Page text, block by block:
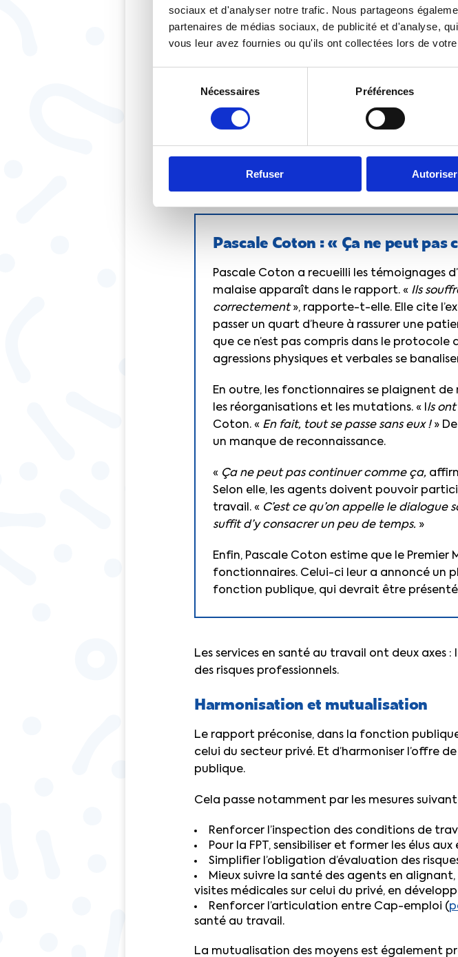
sociaux et d'analyser notre trafic. Nous partageons
partenaires de médias sociaux, de publicité et d'analyse,
vous leur avez fournies ou qu'ils ont collectées lors de
consentement
Nécessaires Préférences
Refuser
finances, Charlotte Lecocq, députée du Nord,
Secrétaire d’État auprès du ministre de l’Action
Pascale Coton : « Ça ne peut
Pascale Coton a recueilli les témoignages
malaise apparaît dans le rapport. « Ils
correctement», rapporte-t-elle. Elle cite
passer un quart d’heure à rassurer une
que ce n’est pas compris dans le protocole
agressions physiques et verbales se
En outre, les fonctionnaires se plaignent
les réorganisations et les mutations. « I ls
Coton. « En fait, tout se passe sans eux !»
un manque de reconnaissance.
« Ça ne peut pas continuer comme ça,
Selon elle, les agents doivent pouvoir
travail. « C’est ce qu’on appelle le dialogue
suffit d’y consacrer un peu de temps. »
Enfin, Pascale Coton estime que le Premier
fonctionnaires. Celui-ci leur a annoncé un
fonction publique, qui devrait être présenté
Les services en santé au travail ont deux axes
des risques professionnels.
Harmonisation et mutualisation
Le rapport préconise, dans la fonction
celui du secteur privé. Et d’harmoniser l’offre
publique.
Cela passe notamment par les mesures
Renforcer l’inspection des conditions de
Pour la FPT, sensibiliser et former les élus
Simplifier l’obligation d’évaluation des
Mieux suivre la santé des agents en
visites médicales sur celui du privé, en
Renforcer l’articulation entre Cap-emploi (
santé au travail.
La mutualisation des moyens est également